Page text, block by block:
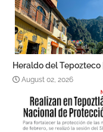
Heraldo del
August 02, 2026